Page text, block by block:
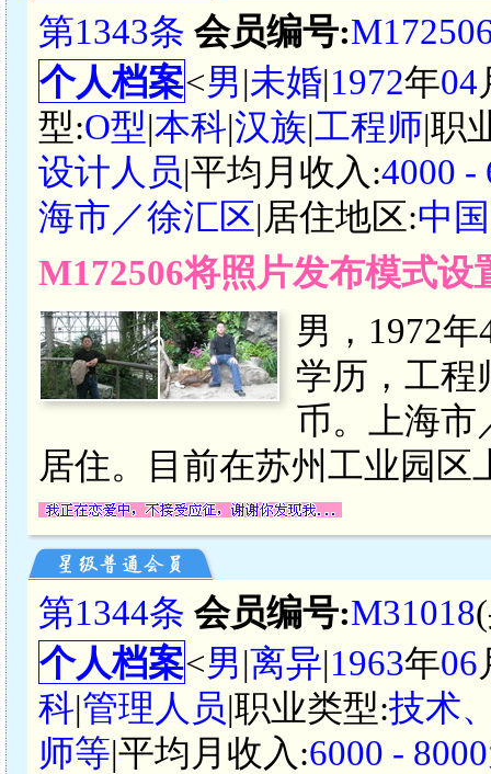
第1343条 会员编号:
个人档案<男|未婚|1972年04
型:O型|本科|汉族|工程师|职
设计人员|平均月收入:4000 -
海市／徐汇区|居住地区:中
M172506将照片发布模式
男，1972
学历，工程
币。上海市
居住。目前在苏州工业园
第1344条 会员编号:M31018
个人档案<男|离异|1963年06
科|管理人员|职业类型:技术
师等|平均月收入:6000 -